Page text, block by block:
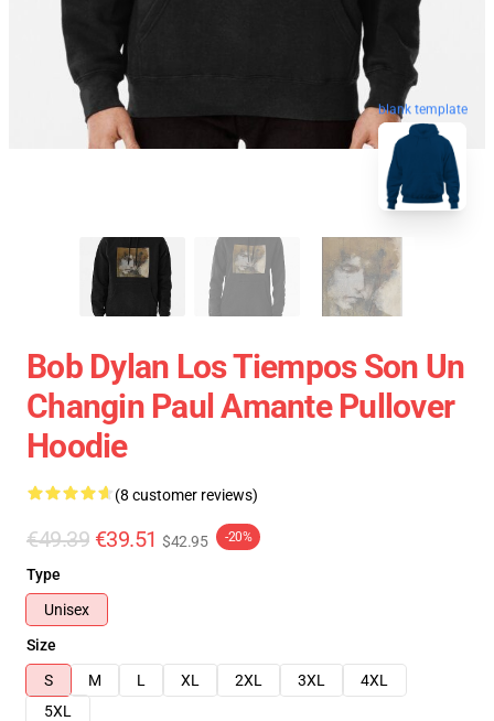
blank template
Bob Dylan Los Tiempos Son Un
Changin Paul Amante Pullover
Hoodie
(8 customer reviews)
€49.39 €39.51 $42.95 -20%
Type
Unisex
Size
S
M L XL 2XL 3XL
4XL
5XL